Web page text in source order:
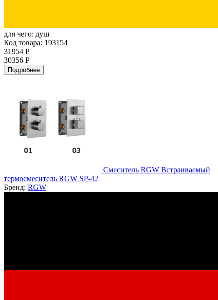
для чего: душ
Код товара: 193154
31954 Р
30356 Р
Подробнее
Смеситель RGW Встраиваемый
термосмеситель RGW SP-42
Бренд: RGW